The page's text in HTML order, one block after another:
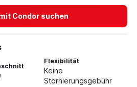
Condor suchen
Flexibilität
Keine
Stornierungsgebühr